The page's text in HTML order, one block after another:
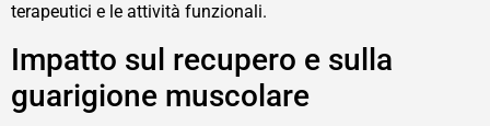
terapeutici e le attività funzionali.
Impatto sul recupero e sulla
guarigione muscolare